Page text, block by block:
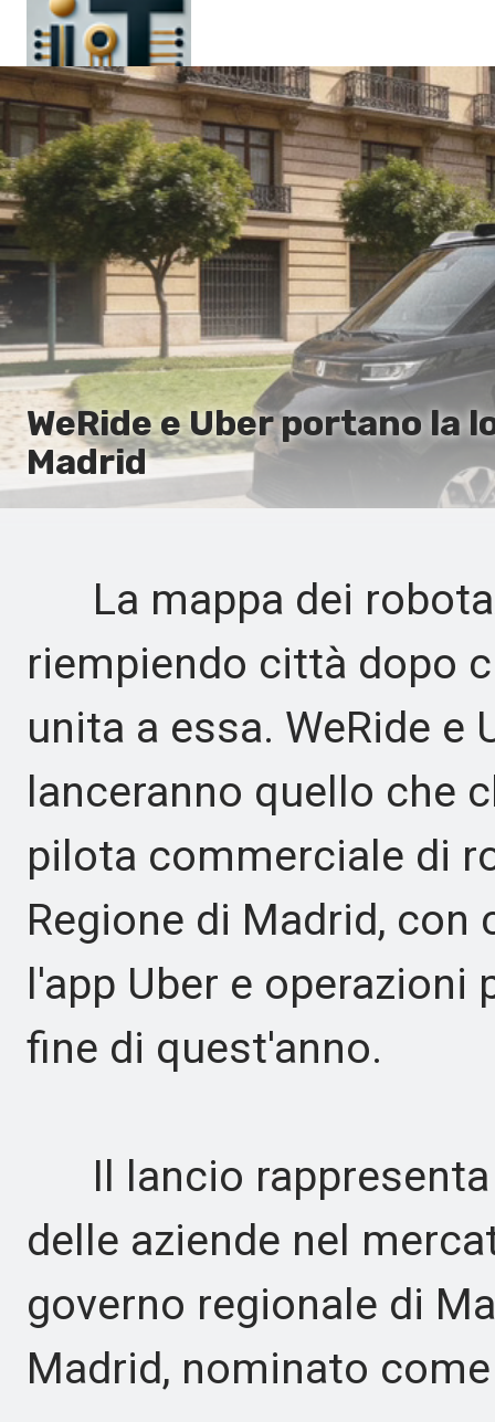
Pagina principale
En
Es
Ru
WeRide e Uber portano
Madrid
La mappa dei
riempiendo città dopo
unita a essa. WeRide e
lanceranno quello che
pilota commerciale di
Regione di Madrid,
l'app Uber e
fine di quest'anno.
Il lancio rappresenta
delle aziende nel
governo regionale di
Madrid, nominato